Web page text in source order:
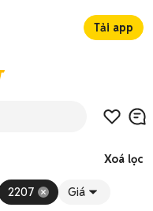
Tải app
Xoá lọc
2207 Giá